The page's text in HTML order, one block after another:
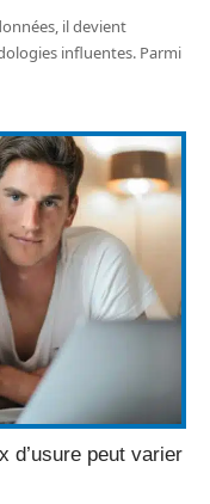
il devient
influentes. Parmi
d’usure peut varier